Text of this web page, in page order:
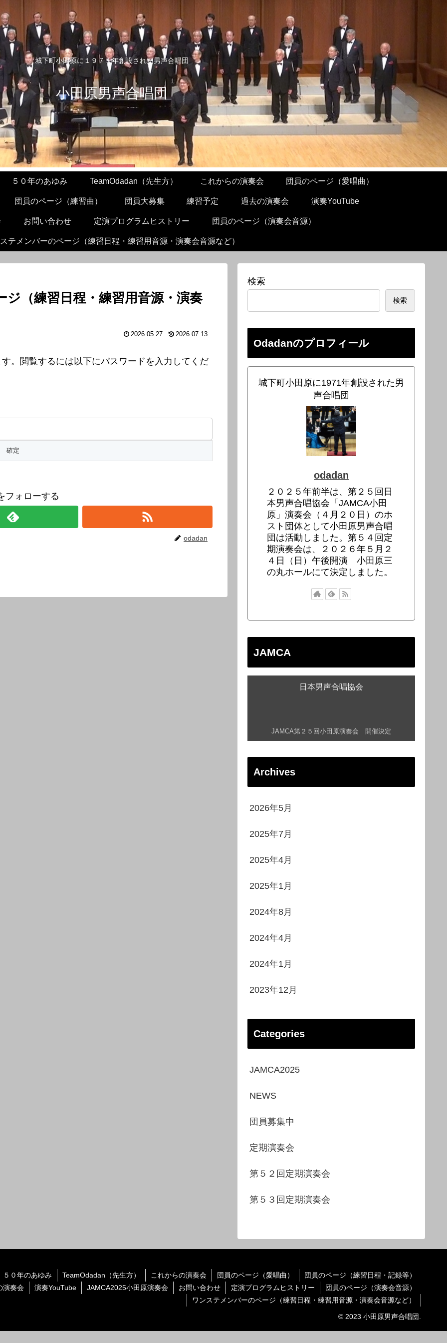
城下町小田原に１９７１年創設された男声合唱団
小田原男声合唱団
５０年のあゆみ TeamOdadan（先生方） これからの演奏会 団員のページ（愛唱曲）
団員のページ（練習曲） 団員大募集 練習予定 過去の演奏会 演奏YouTube
お問い合わせ 定演プログラムヒストリー 団員のページ（演奏会音源）
テメンバーのページ（練習日程・練習用音源・演奏会音源など）
（練習日程・練習用音源・演奏
2026.05.27 2026.07.13
。閲覧するには以下にパスワードを入力してくだ
フォローする
odadan
検索
検索
Odadanのプロフィール
城下町小田原に1971年創設された男
声合唱団
odadan
２０２５年前半は、第２５回日
本男声合唱協会「JAMCA小田
原」演奏会（４月２０日）のホ
スト団体として小田原男声合唱
団は活動しました。第５４回定
期演奏会は、２０２６年５月２
４日（日）午後開演 小田原三
の丸ホールにて決定しました。
JAMCA
日本男声合唱協会
JAMCA第２５回小田原演奏会 開催決定
Archives
2026年5月
2025年7月
2025年4月
2025年1月
2024年8月
2024年4月
2024年1月
2023年12月
Categories
JAMCA2025
NEWS
団員募集中
定期演奏会
第５２回定期演奏会
第５３回定期演奏会
５０年のあゆみ TeamOdadan（先生方） これからの演奏会 団員のページ（愛唱曲）
団員のページ（練習日程・記録等）
演奏会 演奏YouTube JAMCA2025小田原演奏会 お問い合わせ 定演プログラムヒストリー
団員のページ（演奏会音源）
ワンステメンバーのページ（練習日程・練習用音源・演奏会音源など）
© 2023 小田原男声合唱団.